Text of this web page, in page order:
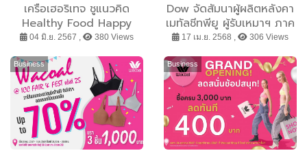
เครือเฮอริเทจ ชูแนวคิด
Healthy Food Happy
Life เข้าร่วมงานออกร้าน
คณะภริยาทูต ครั้งที่ 57
04 มิ.ย. 2567 , 380 Views
Dow จัดสัมนาผู้ผลิตหลังคา
เมทัลชีทพียู ผู้รับเหมาฯ ภาค
อีสานฟรี ! ดึงกูรูร่วม
ถ่ายทอด “รู้ทันทุกเรื่อง
หลังคาพียู”20 พ.ค.นี้
จ.นครราชสีมา
17 เม.ย. 2568 , 306 Views
Business Business